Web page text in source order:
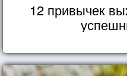
12 привычек